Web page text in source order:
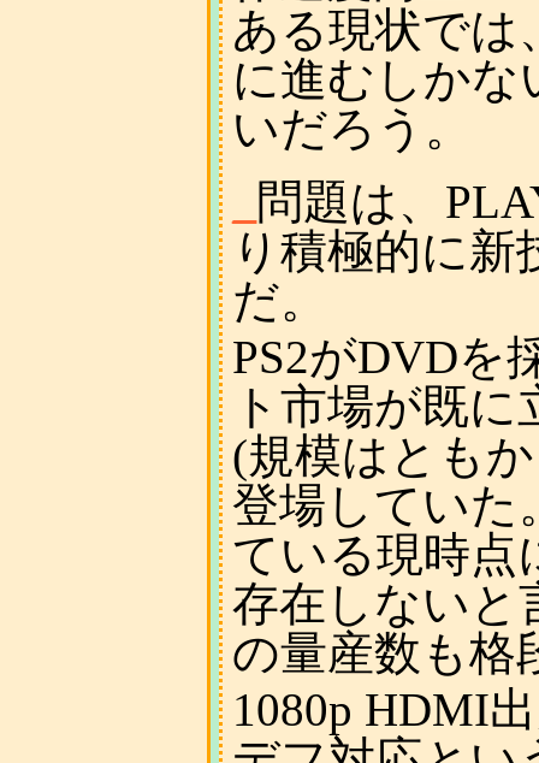
ある現状では
に進むしかな
いだろう。
問題は、
り積極的に
だ。
PS2がDVDを
ト市場が既
(規模はとも
登場していた
ている現時点
存在しないと
の量産数も格
1080p HDMI